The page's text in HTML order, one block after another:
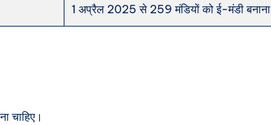
1 अप्रैल 2025 से 259 मंडियों को ई-मंडी बनाना
चाहिए।